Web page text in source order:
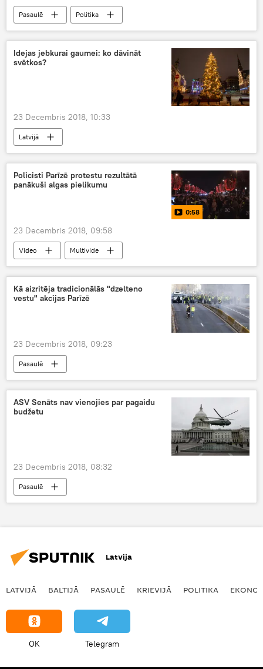
Pasaulē Politika
Idejas jebkurai gaumei: ko dāvināt
svētkos?
23 Decembris 2018, 10:33
Latvijā
Policisti Parīzē protestu rezultātā
panākuši algas pielikumu
0:58
23 Decembris 2018, 09:58
Video Multivide
Kā aizritēja tradicionālās "dzelteno
vestu" akcijas Parīzē
23 Decembris 2018, 09:23
Pasaulē
ASV Senāts nav vienojies par pagaidu
budžetu
23 Decembris 2018, 08:32
Pasaulē
Latvija
LATVIJĀ BALTIJĀ PASAULĒ KRIEVIJĀ POLITIKA
OK Telegram